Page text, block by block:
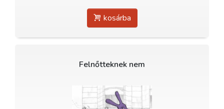
kosárba
Felnőtteknek nem